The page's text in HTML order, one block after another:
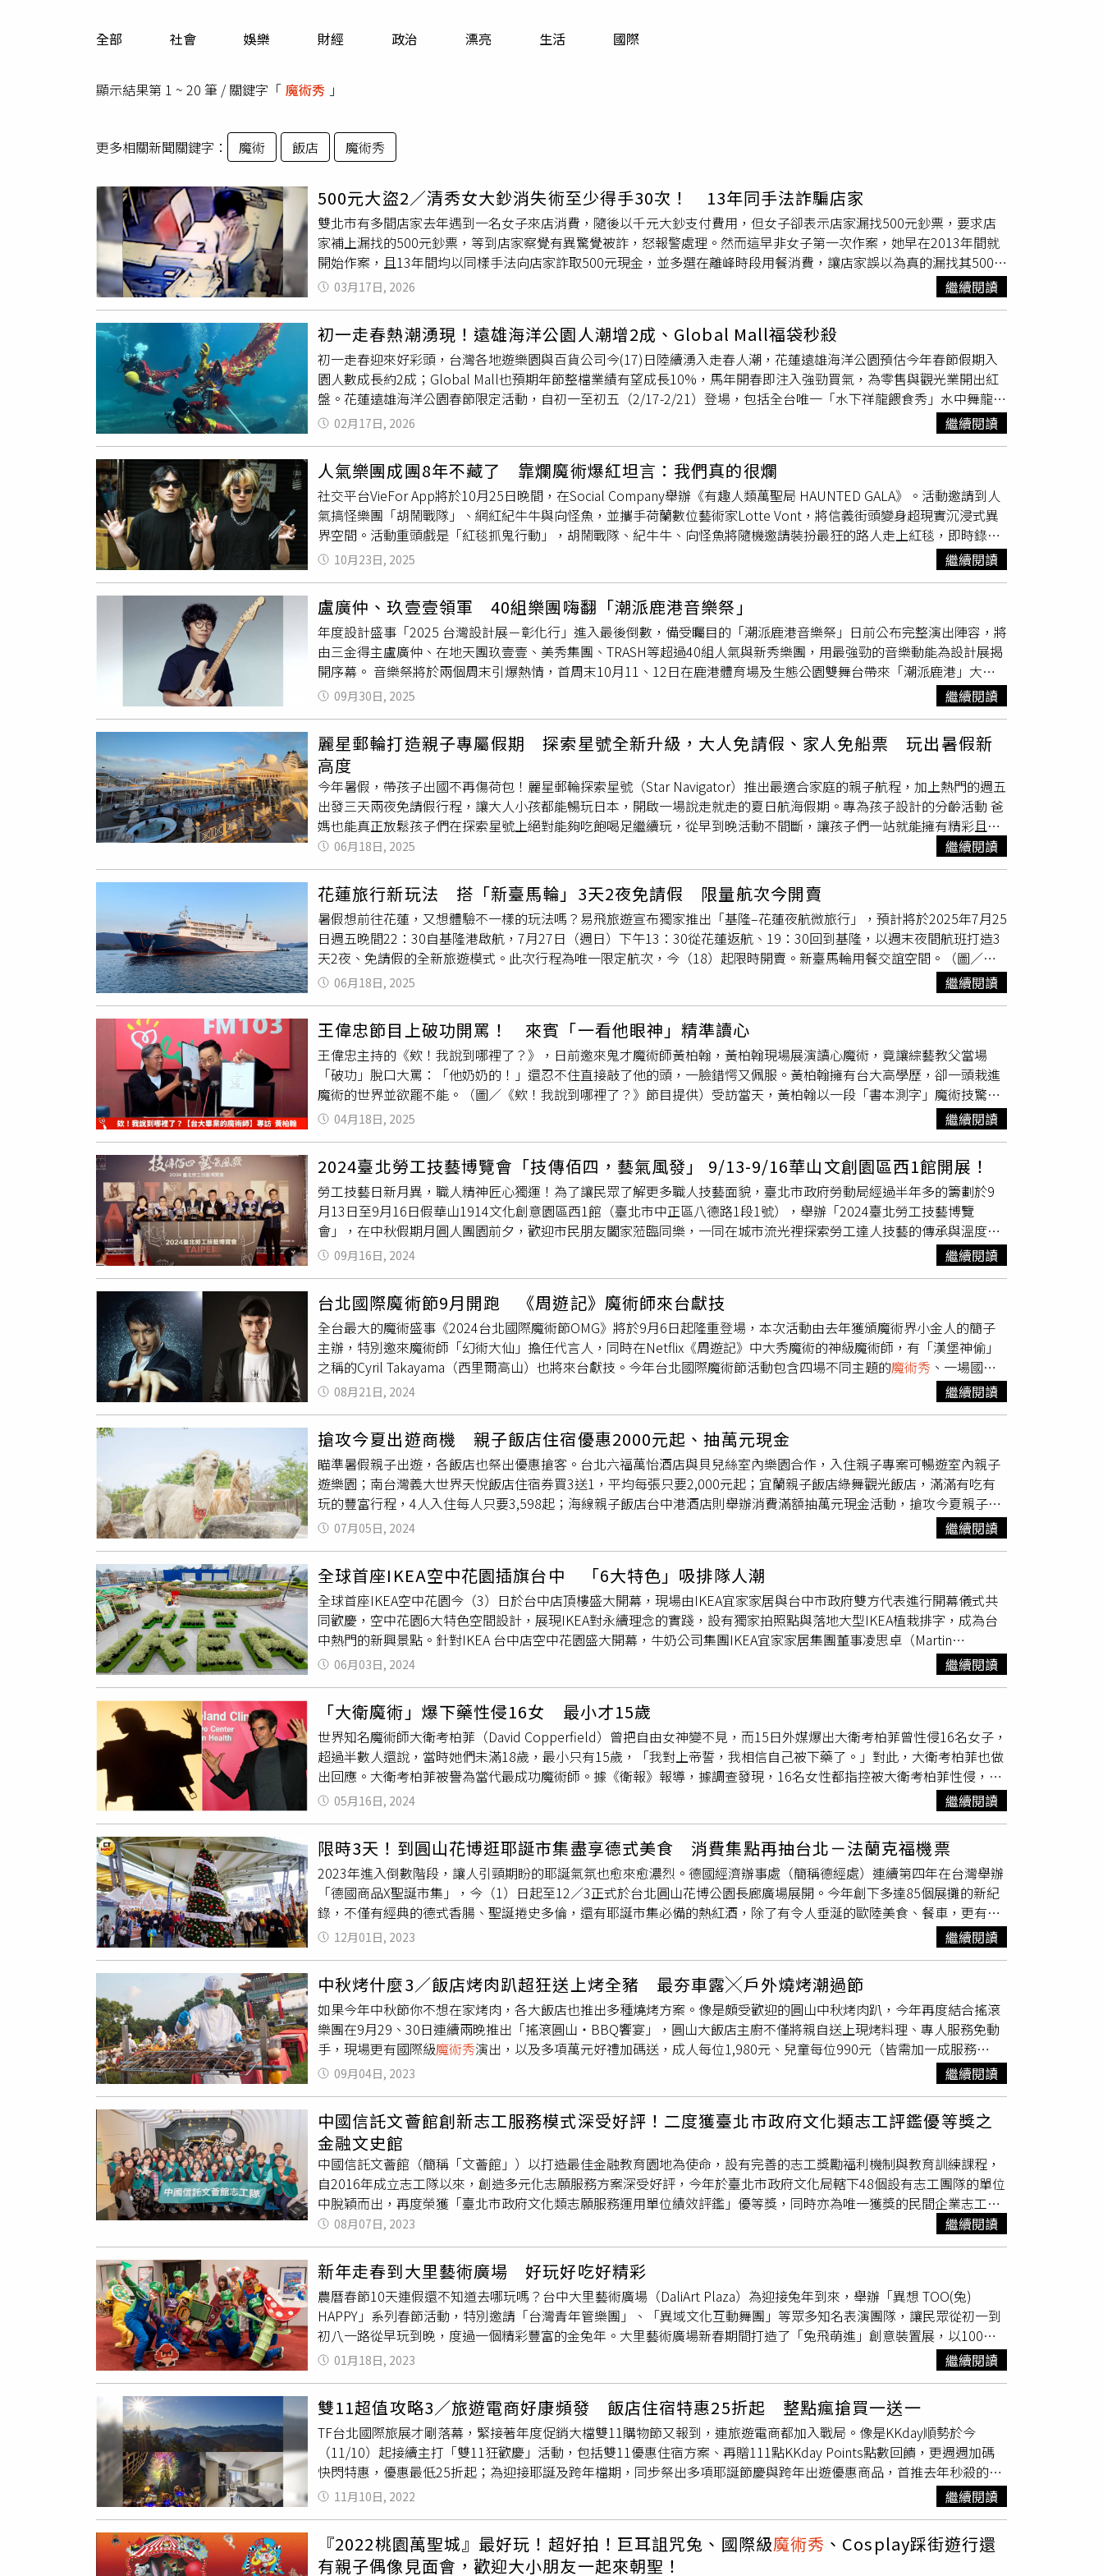
運勢
全部 社會 娛樂 財經 政治 漂亮 生活 國際
顯示結果第 1 ~ 20 筆 / 關鍵字「 魔術秀 」
更多相關新聞關鍵字： 魔術 飯店 魔術秀
500元大盜2／清秀女大鈔消失術至少得手30次！ 13年同手法詐騙店家
雙北市有多間店家去年遇到一名女子來店消費，隨後以千元大鈔支付費用，但女子卻表示店家漏找500元鈔票，要求店
家補上漏找的500元鈔票，等到店家察覺有異驚覺被詐，怒報警處理。然而這早非女子第一次作案，她早在2013年間就
開始作案，且13年間均以同樣手法向店家詐取500元現金，並多選在離峰時段用餐消費，讓店家誤以為真的漏找其500
元。據了解，今年39歲的何姓女子早年長相甜美，自述大學畢業，未料卻從26歲因不明原因開始向店家詐騙500元，同
樣手法一騙就是13年；而根據判決資料顯示，何女疑似患有多項身心疾病，十餘年來一直在店家上演類似詐騙手法，在
雙北執法人員眼中已「小有名氣」。何姓女子近期再度被依詐欺罪嫌起訴判刑，根據相關判決紀錄顯示，何姓女子遭新
北地院判刑拘役5日、士林地院判刑拘役30日，法官多看在店家損失金額不大，且何女坦承犯罪，對部分受害店家歸還
500元犯罪所得，讓何女均可易科罰金。何姓女子早期多鎖定連鎖飲料店下手，後期逐漸轉向小吃攤等餐飲店家下手。
（圖／報系資料照）但實際攤開何女過往的紀錄顯示，何女最早自2013年間便開始500元的「 魔術秀」，其單單有案紀
錄就高達15餘件，後續清算至少已得手30件以上，受害店家除一般商家外，她也對連鎖店下手，且時段多挑下午離峰時
段，共同特徵為向店家消費200元內商品，並以千元大鈔支付，等店員找錢後火速將500元對摺放入口袋中，並向店員表
示漏找500元。據悉，何女早年間多以飲料店為主要目標對象，且多針對同一品牌，不同分店的手搖店，且多鎖定在台
北車站等人潮聚集地，2013年至2014年間至少得手5件，不法獲利約2500元，遭台北地院判刑拘役40日，得易科罰金，
並緩刑2年。但何女卻並未學乖，2015年9月再度以同樣手法向店家行騙，得手500元後遭店家察覺報警，遭台北地院判
處拘役50日，得易科罰金，並在同年底遭撤銷緩刑。然而何女仍持續作案，由於每次犯罪所得不高，就算被抓包多能換
得不起訴處分，真正進入法院判決的少之又少，其也在2016年再度因500元魔術戲法遭判刑拘役55日。2020年，何女再
度犯案被捕，但其此次利用於早餐店消費時，偷偷將店家找的50元掉包成10元，向店家表示應找50元卻找成10元，從而
騙得50元；其疑似因再度得逞，便立即再以慣用手法向店家騙得500元現金，遭法官判處4000元罰金。然而何女也不是
每次都能得逞，監視器清楚拍下何女火速將500元抽走藏起，再向店家表示漏找500元。（圖／翻攝自臉書社團「爆怨公
社」）其中一次，何女因多次犯案被捕，遭法官重判有期徒刑2月，得易科罰金，但何女卻似乎從未感到恐懼，多次下
手得逞，且後續更疑似被抓出經驗，從一般連鎖店轉向路邊小吃攤下手。不過何女也不是每次都成功，其2023年間就曾
對小吃攤下手，但店家堅持沒有找錯錢，同時怒調監視器證明，反而當場抓包何女將500元迅速藏起，怒報警處理。儘
管曾多次被捕，何女卻仍不改其犯案手法，去年間何女才因2度犯案被捕，遭法院判處拘役5日與30日，均得易科罰金。
03月17日, 2026 繼續閱讀
初一走春熱潮湧現！遠雄海洋公園人潮增2成、Global Mall福袋秒殺
初一走春迎來好彩頭，台灣各地遊樂園與百貨公司今(17)日陸續湧入走春人潮，花蓮遠雄海洋公園預估今年春節假期入
園人數成長約2成；Global Mall也預期年節整檔業績有望成長10%，馬年開春即注入強勁買氣，為零售與觀光業開出紅
盤。花蓮遠雄海洋公園春節限定活動，自初一至初五（2/17-2/21）登場，包括全台唯一「水下祥龍餵食秀」水中舞龍表
演，以及春節限定「吉祥物發紅包」活動，每日早上開園迎賓時段，發送馬年限定開運紅包（限量100名）；還有，可
愛海獅每日在海獅廣場，發送紅包（限量100名），陪大家一起熱鬧過年！不僅如此，春節期間各表演節目皆加場演
出！尤其人氣「美人魚實境秀」每日4場，讓遊客一次看個夠；優惠活動也同步加碼，新春期間只要購票入園，不論票
種或票價，都可隔日免費再入園，遊客可享有更多時間，慢慢暢玩樂園。業者今回報走春首日人潮狀況，截至中午已近
3,000人入園，預估今年春節假期入園人數可較去年成長約2成，整體旅遊氛圍熱絡！Global Mall全台8店以舞龍舞獅熱
鬧開場，「馬吉福袋」買氣火熱，線上預購銷售一空。（圖／Global Mall提供）Global Mall全台8店今日以舞龍舞獅熱
鬧迎接大年初一，今年眾所矚目的「馬吉福袋」買氣火熱，線上預購已銷售一空，許多民眾選擇提早到現場排隊搶購，
包括Global Mall新北中和、屏東市開館前即湧現排隊人潮。業者表示，新北中和顧客最早清晨就開始排隊，還有不少家
庭攜家帶眷一次購入3至4個福袋，瞄準百萬名車大獎全力一搏，現場氣氛熱鬧非凡。今年Global Mall全台8店「馬吉福
袋」及環球Online限定「IP萌趣福袋」共推出2,500個，總價值超過千萬元，創下歷年數量新高紀錄，其中馬吉福袋全民
抽最大獎BMW百萬名車、足金駿馬擺件、愛馬仕精品包、馬爾地夫豪華行及北投老爺酒店住宿券，還有各分店加碼獨家
大獎，包括iPhone 17 Pro智慧型手機、智能按摩椅、空氣清淨機等，銷售熱度更勝以往。業者表示，開春首日福袋銷售
表現亮眼，商場內亦湧現聚餐與購物人潮，館內民眾絡繹不絕，加上家庭添購新衣、玩具套組等需求顯著升溫，帶動整
體消費動能，預計年節整檔業績有望成長10%。過年期間Global Mall全台8店天天舉辦各式應景活動，包括會員限定
「擲筊奪黃金」挑戰，連續擲出最多聖杯者就能將價破萬的金元寶黃金帶回家，Global Mall新北中和、南港車站、桃園
A8、林口A9、桃園A19及屏東市皆於今日至初三熱鬧登場，吸引大批民眾參與；Global Mall板橋車站、新左營車站則是
初二至初四舉行，全台同慶奪黃金；此外，初一到初六全台舉辦超過120場特色表演，西洋 魔術秀、爵士樂、佛朗明哥
舞與曼加非洲鼓舞等，春節連假不用塞車也能輕鬆出遊，感受百貨專屬的熱鬧年節氛圍。
02月17日, 2026 繼續閱讀
人氣樂團成團8年不藏了 靠爛魔術爆紅坦言：我們真的很爛
社交平台VieFor App將於10月25日晚間，在Social Company舉辦《有趣人類萬聖局 HAUNTED GALA》。活動邀請到人
氣搞怪樂團「胡鬧戰隊」、網紅紀牛牛與向怪魚，並攜手荷蘭數位藝術家Lotte Vont，將信義街頭變身超現實沉浸式異
界空間。活動重頭戲是「紅毯抓鬼行動」，胡鬧戰隊、紀牛牛、向怪魚將隨機邀請裝扮最狂的路人走上紅毯，即時錄製
畫面並上傳 VieFor App 參加「萬聖紅毯競賽」，挑戰者可贏取獎金及免費特調。以「不正經的真誠」聞名的「胡鬧戰
」與「雙節棍
表演」。這次他們將在 VieFor 組織「抓鬼戰隊」，向信義區人類發起挑戰，號召大家「萬聖節搞鬼」贏獎金。網紅紀牛
牛（左起）、向怪魚加入搞鬼行列。（圖／VieFor App提供）網紅紀牛牛與向怪魚也加入搞鬼行列，牛牛回憶曾扮成
「一隻超大的腳」上街與路人「腳底板擊掌」，向怪魚則自爆去年扮成《美國殺人魔》主角Patrick Bateman「完全沒人
認出」，連拿真斧頭搭捷運都緊張怕被抓，荒謬又好笑。VieFor邀請所有敢鬧、敢秀的「有趣人類」於萬聖週末，一起
來信義區挑戰紅毯，在數位幻境中盡情狂歡。
10月23日, 2025 繼續閱讀
盧廣仲、玖壹壹領軍 40組樂團嗨翻「潮派鹿港音樂祭」
年度設計盛事「2025 台灣設計展－彰化行」進入最後倒數，備受矚目的「潮派鹿港音樂祭」日前公布完整演出陣容，將
由三金得主盧廣仲、在地天團玖壹壹、美秀集團、TRASH等超過40組人氣與新秀樂團，用最強勁的音樂動能為設計展揭
開序幕。 音樂祭將於兩個周末引爆熱情，首周末10月11、12日在鹿港體育場及生態公園雙舞台帶來「潮派鹿港」大型
音樂祭；第二周末則移師10月18、19日至八卦山大佛下，上演「潮派卦山-城區音樂表演」，讓音樂與歷史文化對話。
「潮派鹿港音樂祭」將於兩個周末引爆熱情。（圖／三立提供）擔任10月12日壓軸演出的三金得主盧廣仲，表示自己很
久沒到彰化了非常期待，也透露到彰化最想吃肉圓，而被問到這次在「潮派鹿港音樂祭」演出會有什麼特別橋段？盧廣
仲則簡單神秘的表示：「會唱新專輯的歌！ＹＡ！」「2025 台灣設計展－彰化行」將於10月10日至10月26日在彰化隆
重登場。展區規模最大、參與人數最多，規劃跨越四個鄉鎮市的三大展區、15個主題分行。邀請民眾走進彰化，感受這
場「很有料」的設計饗宴。 除了音樂祭，另一亮點「城區串聯活動」也將在三個周末登場。以彰化、鹿港各3個行動展
區為概念，集結街頭表演、現代舞蹈、馬戲表演、魔術秀等176場展演，打造最具藝術氛圍的城市街景。活動將透過三
立新聞網、Vidol Youtube頻道全程雙舞台直播。
09月30日, 2025 繼續閱讀
麗星郵輪打造親子專屬假期 探索星號全新升級，大人免請假、家人免船票 玩出暑假新
高度
今年暑假，帶孩子出國不再傷荷包！麗星郵輪探索星號（Star Navigator）推出最適合家庭的親子航程，加上熱門的週五
出發三天兩夜免請假行程，讓大人小孩都能暢玩日本，開啟一場說走就走的夏日航海假期。專為孩子設計的分齡活動 爸
媽也能真正放鬆孩子們在探索星號上絕對能夠吃飽喝足繼續玩，從早到晚活動不間斷，讓孩子們一站就能擁有精彩且回
憶無窮的夢幻天地。• 「小小夢想家天地」：陪玩姐姐免費陪伴，每天兩小時爸媽自由時光• 「泡沫派對」、「小小航
海家」：孩子最愛的戶外探險與動態活動• 親子手作、魔術秀：七樓活動區老少咸宜，天天有驚喜• 免費兒童餐與嬰兒
食品：不只玩得開心，也吃得安心孩子們在探索星號上絕對能夠吃飽喝足繼續玩，從早到晚活動不間斷，讓孩子們一站
就能擁有精彩且回憶無窮的夢幻天地（圖／麗星郵輪提供）。孩子們在探索星號上絕對能夠吃飽喝足繼續玩，從早到晚
活動不間斷，讓孩子們一站就能擁有精彩且回憶無窮的夢幻天地（圖／麗星郵輪提供）。探索星號 獨家娛樂與舌尖美食
一票玩到底，美食、娛樂全都包探索星號集結多國料理，精緻法式饗宴、道地日式壽司，到豐富多元的國際自助餐，樣
樣精彩、餐餐驚喜，大人享受海上星級饗宴，孩子則可免費選擇三種不同的日本料理兒童餐。更有適合全家共樂的多樣
娛樂設施： • 「靜音派對」親子嗨玩不擾人 • 「紅毯之夜」打造孩子的第一場盛裝派對 • 「泡沫派對」戶外狂歡，大
人小孩都盡情釋放活力航程選擇多元 行程靈活輕鬆搭麗星郵輪推出暑假三天兩夜「大人免請假、小孩免船票」優惠專
案，麗星郵輪讓孩子這個暑假免船票就能輕鬆玩日本，四人成行，吃喝玩樂住全都包，最低只要7,600元起。• 三天兩
夜石垣島、宮古島：週五出發、不請假也能出國。• 六天五夜獨家航程：玩遍大阪萬博、九州溫泉、韓國時尚，親子共
創最難忘回憶。最懂台灣家庭的郵輪選擇：麗星夢郵輪擁有超過30年郵輪經驗的麗星夢郵輪，2025年提供76個航次、
17條航線，航程長達8個月。探索星號以親子友善為核心，重新定義家庭旅遊，不只是交通，更是全家共同生活的海上
渡假村。專為孩子設計的分齡活動 爸媽也能真正放鬆_子最愛的戶外探險與動態活動（圖／麗星郵輪提供）。「紅毯之
夜」打造孩子的第一場盛裝派對（圖／麗星郵輪提供）。 更多關於麗星郵輪2.0的諮詢或預訂，歡迎瀏覽官方網頁：
www.stardreamcruises.com 。 （圖／麗星郵輪提供。）
06月18日, 2025 繼續閱讀
花蓮旅行新玩法 搭「新臺馬輪」3天2夜免請假 限量航次今開賣
暑假想前往花蓮，又想體驗不一樣的玩法嗎？易飛旅遊宣布獨家推出「基隆–花蓮夜航微旅行」，預計將於2025年7月25
日週五晚間22：30自基隆港啟航，7月27日（週日）下午13：30從花蓮返航、19：30回到基隆，以週末夜間航班打造3
天2夜、免請假的全新旅遊模式。此次行程為唯一限定航次，今（18）起限時開賣。新臺馬輪用餐交誼空間。（圖／易
飛旅遊提供）新臺馬輪經濟艙臥舖。（圖／易飛旅遊提供）這次「基隆–花蓮微旅行」將搭乘2023年全新首航的「新臺
馬輪」，艙內採用簡潔明亮的現代設計風格，改善傳統國內輪船的老舊印象。行程最大亮點包括：1.「夜航出發」：免
去塞車與舟車勞頓，旅客可在船上舒適休息，一覺醒來直達花蓮；2.「車輛可登船，自駕方便」：小客車限量開放40台
登船，並接受重機、機車與自行車，適合各類移動需求；3.「船上提供導覽與表演」：搭船期間安排導覽解說與特色表
演，讓航程不無聊。易飛旅遊也依旅客需求，提供團體遊、自由行，與飯店住宿結合在地一日遊的「輕鬆遊」共三種行
程類型。「新臺馬輪」船上設有經濟艙床位與寬敞公共空間，並規劃親子與無障礙友善設施，另外易飛旅遊也安排多項
船上專屬活動，讓航程本身變得更加有趣。包括由天文專家陳冠榮帶領的「海上星空神話夜語」，將於甲板進行星象導
覽與東海岸傳說解說；同步提供花蓮在地風味點心試吃，讓旅客搶先品嘗東部特色美食，從味蕾感受在地文化；更將安
，讓搭船之旅不僅是交通移動，更是完整旅程的一部分。參加團體行旅客可前往
「原住民獵人學校體驗」，深度感受在地文化魅力。（圖／易飛旅遊提供）到花蓮可搭乘賞鯨船出海近距離觀賞鯨豚。
（圖／易飛旅遊提供）若遊客選擇自由行，每人3,499元起，包含基隆至花蓮來回船票、花蓮一晚住宿，以及花蓮港至火
車站的接駁巴士服務。旅客可依需求加購汽車、機車上船，也可選擇加購花蓮當地車輛租賃，最適合偏好彈性規劃或有
自駕需求的旅人；團體行程則採一價全包設計，每人5,499元起，包含來回船票、兩晚住宿、交通接駁、導覽與餐食，並
提供三大主題玩法可選擇。包括走訪大石鼻步道、石梯坪與七星潭的「自然風光之旅」；搭乘賞鯨船出海近距離觀賞鯨
豚的「花蓮賞鯨趣」；以及由部落族人親授射箭、陷阱製作等8項技能的「原住民獵人學校體驗」，深度感受在地文化
魅力。住宿部分提供雙人至四人房等多樣房型，適合親子、家庭與好友同行。此外，此次航程正逢一年一度的「2025花
蓮夏戀嘉年華」舉行期間，旅客搭乘新臺馬輪直抵花蓮港後，亦可無縫參與音樂盛事，在星空與海風相伴下享受夏日的
熱情活力。太魯閣晶英酒店邀請65歲以上資深玩家進入壯麗峽谷享受假期。（圖／太魯閣晶英酒店提供）年滿65歲以上
的旅人預訂「高年級樂活住房專案」，可享每日供應至中午12點、大量使用在地蔬果的早餐。（圖／太魯閣晶英酒店提
供）另外位於花蓮的太魯閣晶英酒店即日起至2025年8月31日也推出「高年級樂活住房專案」，針對65歲以上長者推出
兩人同行入住3天2夜、享受專車接駁與精緻餐食。平日入住山嵐客房每房19,000元起，行館儷人客房27,000元起，旅客
只需買好火車票，便可在花蓮火車站享有定點定時接駁服務，由專車直送飯店，開啟一段身心放鬆的慢活假期。除了可
享專車接駁住進山林，選擇山嵐客房的房客可享受館內衛斯理餐廳準備的早餐與晚餐，若是入住行館套房的人，則可在
靜謐的交誼廳細品輕食與紅、白酒，讓度假時光更愜意。每日下午，飯店也會於大廳藝廊舉辦「微醺蒔光」活動，提供
現做爆米花搭配紅、白酒與特製調飲，讓午後時光多一份悠然微醺的美好。※飲酒過量，有害健康，未滿18歲請勿飲酒
06月18日, 2025 繼續閱讀
王偉忠節目上破功開罵！ 來賓「一看他眼神」精準讀心
王偉忠主持的《欸！我說到哪裡了？》，日前邀來鬼才魔術師黃柏翰，黃柏翰現場展演讀心魔術，竟讓綜藝教父當場
「破功」脫口大罵：「他奶奶的！」還忍不住直接敲了他的頭，一臉錯愕又佩服。黃柏翰擁有台大高學歷，卻一頭栽進
魔術的世界並欲罷不能。（圖／《欸！我說到哪裡了？》節目提供）受訪當天，黃柏翰以一段「書本測字」魔術技驚四
座，現場使用主持人王偉忠所寫的書，請他隨機翻開某頁、記下角落的一個字，在沒有任何道具、也未事先排演的情況
下，黃柏翰僅靠「眼神交流」，連續兩次精準說出主持人王偉忠所選文字。這段不可思議的「讀心」過程，讓主持人王
偉忠從質疑到驚嘆，一邊笑、一邊敲著黃柏翰的頭。這位來自台大的鬼才魔術師，15歲開始學魔術，20歲即奪下台灣
TMA魔術大賽冠軍，成為當時最年輕的魔術冠軍。並代表台灣遠赴英國參加FISM世界魔術大賽，並於24歲受邀前往美國
好萊塢「魔術城堡」與拉斯維加斯「Magic Live!」演出，更登上法國知名節目《世界超級夜總會》以徐志摩〈再別康
橋〉打造結合詩意的創作魔術，廣獲國際好評。王偉忠問：「為什麼一定要當魔術師？」黃柏翰坦言：「魔術真的很好
玩。我從15歲一路學到現在20年，每一段表演背後都有大量的練習和思考，最後收斂成自己的作品，這種過程對我來說
是享受，不是壓力。」他也分享，當年家人其實並不支持自己走魔術這條路，認為當工程師比較穩定。但他選擇堅持夢
想，從商演、尾牙一路累積，直到近年站上皇家加勒比、荷美、挪威等國際郵輪上的千人劇院舉辦專場演出，成為台灣
第一位登上三大郵輪獨秀的魔術師，也讓家人從質疑轉為驕傲。而他最有成就感的演出，卻不是來自海外，而是在
PLAYground 南村劇場定目演出，共78場的《命運之約》系列魔術秀。黃柏翰表示：「在那個距離觀眾最近的劇場空間
裡，觀眾是一起參與、一起驚呼、一起笑。那種沒有距離的反應，是我最在意也最享受的事。」2025年鬼才魔術師黃柏
翰將再度於PLAYground 南村劇場推出全新作品《大開眼界》魔術秀，將於5月24日至6月29日，每週五、六、日的下午
2 點30 分、晚間7點30分，在「PLAYground南村劇場」開演，門票同步好評販售中。
04月18日, 2025 繼續閱讀
2024臺北勞工技藝博覽會「技傳佰四，藝氣風發」 9/13-9/16華山文創園區西1館開展！
勞工技藝日新月異，職人精神匠心獨運！為了讓民眾了解更多職人技藝面貌，臺北市政府勞動局經過半年多的籌劃於9
月13日至9月16日假華山1914文化創意園區西1館（臺北市中正區八德路1段1號），舉辦「2024臺北勞工技藝博覽
會」，在中秋假期月圓人團園前夕，歡迎市民朋友闔家蒞臨同樂，一同在城市流光裡探索勞工達人技藝的傳承與溫度，
感受臺北豐富的歷史魅力與文化底蘊。勞動局高寶華局長表示，今（2024）年勞工技藝博覽會主題「技傳佰四，藝氣風
發」，響應歡慶臺北建城140週年，勞工技藝流傳百世，帶領民眾體驗過去傳統技藝的傳奇，了解現代技藝的發展，展
藝博覽會）本次博覽會共分為5大主題，包含14組職人靜態展區、12部勞動影片欣賞、12場精彩藝動職人技藝示範、6場
不同領域的職人講座分享及20場小型勞動實作體驗等多元豐富內容；展區方面依時間軸特別設計3大段落，包含傳統勞
工技藝區復刻懷舊場景、新世代勞工技藝區展現超酷現代技藝，還有世界冠軍級的勞工技藝展區展現各種台灣之光的意
（藝）氣風發，百工職人聯袂展現超高技藝及作品，場場精湛、幕幕驚奇，讓您一窺大師技藝的真實面貌。參與展覽的
全臺最強卡司，包括現任臺北喜來登大飯店食材造形藝術中心主廚黃銘波，除了展示鐵雕再生廚具及鹽雕作品，大師展
演奇幻果雕秀，親臨現場就能感受！特邀WSC世界虹吸咖啡大賽冠軍簡嘉程現沖咖啡，邀您一同試飲品嘗世界冠軍咖啡
的味蕾衝擊！還有4位翻糖蛋糕世界冠軍宋應欣、翟宇凡、鄭亞芸、吳芷雲現場分享翻糖技法，大飽視覺藝術的饗宴！
臺北建城140週年勞工技藝流傳百世，台北市政府勞動局局長高寶華（中）邀請民眾體驗過去傳統技藝的傳奇（圖／勞
工技藝博覽會）在4天展期裡，還有花藝大師唐靜羿、漫畫大舞台、台灣氣球教父何坤龍、三藝金工溫清隆、漆線工藝
顏金益、王賢民、捏麵達人羅紫正、3D列印智慧機器人凌成傑、樂高達人大黑白、羊毛氈藝術家燕魚、美甲世界冠軍黃
彩玲、王至愷特技花式調酒、黃俊豪琵琶王子演奏、面試彩妝技巧、劉秀秀時尚美甲技法、何大衛冠軍 魔術秀、藝術氣
球彼得、陳明偉扯鈴表演、覃安興驚奇特技、甜姐兒魔幻泡泡秀…等精彩職人技藝等您來欣賞！同時我們也準備了6場
職人講座，邀請到空間整理收納師娜娜子、爬蟲飼育專家邱聖翔、桌遊設計師偉宏、造型顧問捷安、社群小編職人花上
雅及媒體公關達人王蜜穜，帶您深入了解不同領域的職涯發展和經驗分享。無論您是對職業技能感興趣，或是從職涯探
索中尋找就業機會，這裡都是您交流學習的最佳場所。2024臺北勞工技藝博覽會9月13日至9月16日就在華山文創園區
西1館，展覽時間上午10時至下午6時（9月16日僅至下午2時），入場完全免費，另小型勞動實作體驗名額有限，請事先
至官網報名參加。參展即可參加闖關遊戲及摸彩活動，共有超過4,000份好禮大方送給您，9月13日還有限量100份的驚
喜開展早鳥禮，趕快來參加！更多活動資訊請詳「2024勞工技藝博覽會」官網：https://tplabor.tw/la03gfqRe。
09月16日, 2024 繼續閱讀
台北國際魔術節9月開跑 《周遊記》魔術師來台獻技
全台最大的魔術盛事《2024台北國際魔術節OMG》將於9月6日起隆重登場，本次活動由去年獲頒魔術界小金人的簡子
主辦，特別邀來魔術師「幻術大仙」擔任代言人，同時在Netflix《周遊記》中大秀魔術的神級魔術師，有「漢堡神偷」
之稱的Cyril Takayama（西里爾高山）也將來台獻技。今年台北國際魔術節活動包含四場不同主題的魔術秀 、一場國際
魔術競賽、一場魔術講座，以及豐富多元的魔術道具展，為期3天共有7大精彩活動。這次同時舉辦「國際魔術邀請
賽」，邀請9位於國際大賽獲獎的魔術師進行終極對決，在《OMG》的舞台上爭奪「最強魔術師」的頭銜，冠軍將獨得
獎金新台幣10萬元。過去，簡子製造連續舉辦了五屆台灣線上魔術大會，吸引成千上萬觀眾參與魔術交流，全新型態的
《2024台北國際魔術節OMG》，首次開放現場售票，整合LIVE轉播同步進行。不論現場或是線上，都能感受到魔術出
神入化，令人無法抗拒的魅力。
08月21日, 2024 繼續閱讀
搶攻今夏出遊商機 親子飯店住宿優惠2000元起、抽萬元現金
瞄準暑假親子出遊，各飯店也祭出優惠搶客。台北六福萬怡酒店與貝兒絲室內樂園合作，入住親子專案可暢遊室內親子
遊樂園；南台灣義大世界天悅飯店住宿券買3送1，平均每張只要2,000元起；宜蘭親子飯店綠舞觀光飯店，滿滿有吃有
玩的豐富行程，4人入住每人只要3,598起；海線親子飯店台中港酒店則舉辦消費滿額抽萬元現金活動，搶攻今夏親子出
遊商機。位於宜蘭的綠舞國際觀光飯店即日起至12月30日止推出「新經典假期」一泊四食住房專案，帶大家品嚐全新日
料品牌「日光璽舞」推出的壽喜燒套餐或蝶舞西式晚餐、擼LALA Sweets享受幸福擼貓下午茶、住客專屬宵夜時光及翌
期一會的茶藝文化。入住套房或Villa房型再享虛擬高爾夫體驗。滿滿有吃有玩的豐富行程，4人入住每人只要3,598起。
鄰近台中三井OUTLET及世界級景點高美濕地的親子友善飯店「台中港酒店」，看準暑假國內旅遊及自由行的商機，即
日起至8月底推出「7月仲夏森活藝文節」及「8月繽紛玩味森活季」。活動內容包括哈利小丑魔術秀、繪本夢之船、泡
泡姐姐氣球互動表演、夏日秘密花園永生花盅DIY、有錢花花束DIY、小小飯店達人、AI小小策展人體驗等，為家庭旅客
帶來與眾不同的互動體驗和難忘的假期回憶。10月31日前，凡在台中港酒店館內單筆消費滿999元，即可參加抽萬元現
金的抽獎活動。台中港酒店攜手「蝌蚪池塘生態旅遊_課程。Nature Pond」推出一系列活動。（圖／台中港酒店提供）
義大世界內的義大天悅飯店也不遑多讓，館內設有適合孩童的「童趣樂花園戶外遊戲區」及室內親子休閒設施「歡樂小
天地」，讓孩子不用出飯店也能玩得不亦樂乎。為此，義大天悅飯店於線上旅展推出「夏季旅展住宿券」，全家大小入
住溫馨家庭房一晚，不含早餐睡飽飽，每張只要2,688元。購買3張住宿券即贈送1張，平均每張只要2,000元起，就能享
受到溫馨又舒適的星級服務。無論是與家人一起探索義大世界，還是讓寶貝們在飯內盡情放電，都歡迎手刀搶購享優
惠。義大天悅飯店推出「夏季旅展住宿券」，溫馨家庭房一晚，每張2,688元。購買3張住宿券即贈送1張，平均每張只
要2,000元起。圖為天悅飯店歡樂小天地。（圖／義大天悅飯店提供）位於南港車站四鐵共構的台北六福萬怡酒店，與室
內親子遊樂園「貝兒絲樂園」共同推出「FUN Bears親子住房專案」，入住就送貝兒絲樂園全台8館通用門票，翌日享自
助早餐，再提供免費加床服務，3人成行售價6,299元起，每人每晚平均只要2,100元。其中貝兒絲樂園南港店多達25個
遊樂區，從蹦床球池、沙坑、益智玩具、軌道車到撈魚水池等，為炎炎夏日讓小朋友好好FUN電好去處，家長也能於南
港車站共構的CITYLINK、唐吉訶德南港店及環球購物中心的百貨商圈滿足購物需求，FUN鬆享受夏日的親子時光。搶攻
夏日親子族群，入住六福萬怡暢遊全台8館貝兒絲室內樂園。（圖／台北六福萬怡酒店提供）
07月05日, 2024 繼續閱讀
全球首座IKEA空中花園插旗台中 「6大特色」吸排隊人潮
全球首座IKEA空中花園今（3）日於台中店頂樓盛大開幕，現場由IKEA宜家家居與台中市政府雙方代表進行開幕儀式共
同歡慶，空中花園6大特色空間設計，展現IKEA對永續理念的實踐，設有獨家拍照點與落地大型IKEA植栽排字，成為台
中熱門的新興景點。針對IKEA 台中店空中花園盛大開幕，牛奶公司集團IKEA宜家家居集團董事凌思卓（Martin
Lindström）表示，「 IKEA在台中市中心打造一個城市綠洲，提供獨特的購物體驗和場所。這座空中花園不只是IKEA台
中店的一部分，同時支持當地的生物多樣性，證明IKEA對永續發展的承諾。」開幕日湧入許多民眾排隊前往，想一睹全
球首座IKEA空中花園。（圖／IKEA提供）生態綠化是IKEA台中店的建築物特色，頂樓IKEA空中花園達2,134平方公尺，
加上外觀大範圍植栽牆，提高城市綠化與美感，並在周遭種植闊葉大喬木129株，全店綠化的總面積逾7,000平方公尺。
同時，也設有太陽能光電板，2023年總發電量超過31萬度電，相當於一般家庭900戶一個月的用電量。IKEA在台共有8
間分店，其中，台中店已在地深根11年，此次打造的空中花園具有6大特色，包含Hej IKEA 植栽排字、城市花園、 綠意
迷宮、療癒綠洲及戶外餐桌派對。IKEA表示，為歡慶空中花園開幕，23日前連續3週末安排一系列精彩表演，包含贈送
限量花朵造型氣球的歡樂大偶小丑、泡泡
06月03日, 2024 繼續閱讀
「大衛魔術」爆下藥性侵16女 最小才15歲
世界知名魔術師大衛考柏菲（David Copperfield）曾把自由女神變不見，而15日外媒爆出大衛考柏菲曾性侵16名女子，
超過半數人還說，當時她們未滿18歲，最小只有15歲，「我對上帝誓，我相信自己被下藥了。」對此，大衛考柏菲也做
出回應。大衛考柏菲被譽為當代最成功魔術師。據《衛報》報導，據調查發現，16名女性都指控被大衛考柏菲性侵，其
中一名受害女子克拉拉（化名）當時只有15歲，而她見到著名大魔術師難掩興奮。卡拉說，1991年大衛考柏菲表演完給
她電話號碼，她被誘姦2年多，16歲的她收了紙條和禮物，和一隻泰迪熊以及情人節氣球，照片寫道，「2年後我會回
來」。卡拉說，她18歲後，大衛考柏菲是她第一個發生性關係的男人，儘管他的年紀大2倍多。另名受害者莉莉（化
名）說，大衛考柏菲在舞台上摸她奶，在她爸和妹妹面前表演魔術，坐前排的家人都看呆，多年來她一直做惡夢，夢見
大衛考柏菲對自己施魔法。據悉，這些指控都有40年之久，像卡拉跟莉莉當年只有15歲，真實年齡待確認。對此，大衛
考柏菲的律師否認所有性侵指控，大衛考柏菲「從未對任何人做出不當行為，更不用說未成年人了。」據了解，大衛考
柏菲曾把自由女神像變不見，曾在美國大峽谷飛行、漂浮，甚至穿越中國萬里長城。而大衛考柏菲拿了20次艾美獎，魔
術秀賣出的門票創下世界紀錄，他也是第一位在好萊塢星光大道留名的在世魔術師。《CTWANT》提醒您：若自身或旁
05月16日, 2024 繼續閱讀
限時3天！到圓山花博逛耶誕市集盡享德式美食 消費集點再抽台北－法蘭克福機票
2023年進入倒數階段，讓人引頸期盼的耶誕氣氛也愈來愈濃烈。德國經濟辦事處（簡稱德經處）連續第四年在台灣舉辦
「德國商品X聖誕市集」，今（1）日起至12／3正式於台北圓山花博公園長廊廣場展開。今年創下多達85個展攤的新紀
錄，不僅有經典的德式香腸、聖誕捲史多倫，還有耶誕市集必備的熱紅酒，除了有令人垂涎的歐陸美食、餐車，更有豐
富多元的德國商品與親子同樂的趣味活動，當然也少不了與耶誕老人相見歡。此外，今年也祭出消費集點兌換贈與抽獎
活動，將有機會獲得華航台北－法蘭克福直航機票，親訪銀白世界的德國耶誕市集。市集現場有不少美食攤商與德式點
心，例如歐嬤德式美食的「鹼水扭結麵包」。（50元）天氣冷了正適合來杯暖呼呼的熱紅酒，可以選擇190元以紙杯
裝，或付430元挑款喜歡的馬克杯盛裝帶走。現場有各式啤酒攤商，如果在Bavaria巴伐亞0.0購買任意啤酒一箱還可玩轉
盤遊戲抽獎。今年市集總共匯聚了22家德式與歐式的熱食攤商、多達15家啤酒、8家熱紅酒、6家紅白酒；以及10家甜點
與耶誕麵包、10家德國家電、4家桌遊與生活選物攤商等，還有不少舞台演出，有手作DIY、合唱團、魔術秀與耶誕老人
相見歡等，要讓大小朋友沉浸在歡樂溫馨的氛圍中。在市集中心也打造了5米高的耶誕樹，搭配緞帶環繞營造出佳節氛
圍，耶誕樹周圍也聚集著各式德式小吃，包括經典的德式烤香腸（Bratwurst），搭配特製的小麵包並淋上番茄醬或黃芥
末醬後，一併享用則是最正統的吃法；此外，還有德國耶誕節家家戶戶必備的聖誕捲史多倫（Stollen）與扭結麵包；德
國的12月常被白雪覆蓋，因此市集當然也少不了暖身飲品，即加入肉桂、八角茴香、丁香、柳橙等製成的熱紅酒
（Glühwein）；若想要來點大人版的滋味，也有升級版的熱紅酒：火鉗酒（Feuerzangenbowle），在傳統的熱紅酒的
基礎上，放上淋上烈酒的糖塊，並點燃糖塊，藍色的火焰使糖塊逐漸融化，增添熱紅酒的風味。此外，也有無酒精的
「聖誕熱果汁」（Christkindles Kinder Punsch）可供兒童及年長者享用。市集有許多攤位都販售美味的德式烤香腸。
台灣奧迪打造耶誕造景吸引許多人拍照打卡，現場也展示RS6 Avant performance（如圖）與Q8 e-tron車款。首度贊助
「德國商品X聖誕市集」的台灣奧迪，在市集中不僅展示性能經典 Audi RS6 Avant performance與純電旗艦Q8 e-tron，
更有暖心熱紅酒、Audi聖誕濾鏡拍照打卡獲得限量好禮等活動；總部位於德國慕尼黑的半導體公司英飛凌，也首次打造
親子同樂的耶誕創意環保攤位，民眾只要至攤位打卡並完成小遊戲，將可獲得限定的耶誕彩繪體驗與小禮物；此外，直
飛德國法蘭克福的中華航空，今年也將攤位設計成薑餅屋造型，並以「電流急急棒」遊戲介紹歐洲六大航點，只要參與
民眾完成遊戲並拍照上傳，還能再從扭蛋機取得旅行社商品折價券、爆米花、模型飛機、各式精美小物等贈品。在華航
攤位現場加入或原本就是華夏會員的民眾，即可參加電流急急棒遊戲。市集展示首個來台的Buddy熊雕塑（左），另外
若到勃肯鞋攤位加入官方line或IG並玩問答遊戲即可玩扭蛋，有機會獲得杯墊、馬克杯、襪子、官網購物金等獎品。除
了感受德式溫馨的佳節氣氛，市集活動期間只要到德國經濟辦事處的攤位領取集點抽獎券，並在Facebook或Instagram
追蹤「2023 德國商品X聖誕市集」，在市集每消費200元即可獲得一點，累積滿10點即可兌換贈品，包含德國啤酒、蒸
氣眼罩、市集紀念杯等，每天皆提供不同贈品兌換，數量有限、換完為止。此外，完成集點還有機會獲得中華航空台北
－法蘭克福來回機票乙張、Audi X Taylor Made高爾夫球袋、台灣英飛凌提供的Dyson Airwrap多功能造型器等大獎。市
集於12/1～12/3，每日上午11：00到晚上21：00（週日到20：00）舉辦，更多資訊可參官方粉絲頁
（https://reurl.cc/edrqoR）。※飲酒過量，有害健康，未滿18歲請勿飲酒。
12月01日, 2023 繼續閱讀
中秋烤什麼3／飯店烤肉趴超狂送上烤全豬 最夯車露╳戶外燒烤潮過節
如果今年中秋節你不想在家烤肉，各大飯店也推出多種燒烤方案。像是頗受歡迎的圓山中秋烤肉趴，今年再度結合搖滾
樂團在9月29、30日連續兩晚推出「搖滾圓山‧BBQ饗宴」，圓山大飯店主廚不僅將親自送上現烤料理、專人服務免動
手，現場更有國際級魔術秀演出，以及多項萬元好禮加碼送，成人每位1,980元、兒童每位990元（皆需加一成服務
費）。「搖滾圓山‧BBQ饗宴」將端出一系列特色料理，包括以原木現場炙烤的「原住民烤全豬」，聽豬肉表皮酥脆喀
吱作響，迷人燻烤香氣撲鼻而來；另外還有韓式八色燒烤、濟州炸醬麵、辣炒年糕、韓式開胃小菜等，再搭配冰飲、啤
酒、無酒精性飲料等無限暢飲，以及「Show Band樂團」與魔術師黃柏翰的奇幻表演；當晚還會抽出幸運兒送出多項萬
元大獎，讓賓客high翻一整夜！今年圓山主廚團隊再一次把烤爐推至「紅房子」前佔地2,000坪的花園廣場。（圖／圓山
大飯店提供）選擇「夜探1952系列－大人系透心涼」1+1住房專案，入住天際客房（右）還贈「圓山1952經典威士
忌」。（圖／圓山大飯店提供）狂歡後若還想續攤也可考慮入住圓山客房，「夜探1952系列－大人系透心涼」1+1住房
專案，可選擇入住天際客房或環景套房，連續兩晚在無敵夜景客房內歡聚賞月，還可以結伴「夜探東密道」，一同探索
歷史文化的魅力。每房12,888元起，入住即贈以圓山開創年份為名的「圓山1952經典威士忌」1瓶、夜探東密道2位、松
鶴餐廳早餐每日2客、啤酒與無酒精飲料共6罐。房客還能免費使用奧林匹克標準的戶外泳池、健身房等設施，體驗圓山
聯誼會尊榮會員的專屬禮遇。「Vantel美學車中泊」跨界聯名「wildbbq 路邊烤肉」推出露營燒烤方案。（圖／雲品國
際提供）而國內露營風氣盛行，乘著車來場野外烤肉之旅也不啻為歡度中秋的另類選擇，屬於雲朗觀光集團君品
Collection旗下的「Vantel美學車中泊」，與知名烤肉品牌「路邊烤肉」攜手合作，推出3款期間限定的秋季租車烤肉方
案，即日起至10月31日皆可預訂，提供旅客在大自然下享受露營與美食燒烤的獨特體驗。例如Vantel美學車中泊24小時
方案，只需4,800元起，可享受24小時的美學車中泊露營體驗，並獲贈價值1,480元的「路邊烤肉」2人組烤肉箱，在短
時間內即可準備好BBQ所有材料與設備。Vantel聯名秋季租車烤肉方案可讓顧客自由運用車上的蛋捲木桌、露營椅、露
營收納箱、韓國卡式瓦斯爐、韓國深烤煎煮鍋等配備。（圖／雲品國際提供）君品Collection獨家銷售聯名烤肉箱宅配
組，2人份1,480元、4人份2,480元，成為BBQ懶人包新選擇。（圖／雲品國際提供）另有30小時方案、兩車同行9,200
元，不分平假日享同樣價位，同時可供4人露營車宿，還可獲價值2,480元的4人組烤肉箱；若想要較長的租用時間，還
有3天2夜方案 ，總價只需8,800元，不分平假日享同樣價位，即可享受雙人3天2夜的美學車中泊露營，並享價值1,480元
的2人組烤肉箱。而在這次路邊烤肉與Vantel美學車中泊的聯名合作中，嚴選烤肉箱包含多種美味，其中2人組烤肉箱內
含香料板腱牛排、柚香法式豬小排、雞腿肉串、韓式牛肉盤、香料海鮮盤與薄鹽鯖魚片；4人組烤肉箱則有香料板腱牛
排、穀飼牛肋串、舒肥味噌松阪豬、脆皮肥腸串、韓式牛肉盤、酒製豬燒肉、獵人土雞二節翅、香料海鮮盤與薄鹽鯖魚
片等，相當豐富。詳情可上網（https://www.palaiscollection.com/)查詢。悅市集全日自助餐廳針對中秋推出異國烤肉
料理。（圖／台北新板希爾頓酒店提供）另外位於台北新板希爾頓酒店2樓的「悅市集全日餐廳」，即日起至9月30日也
推出中秋「異國燒烤」特別企劃，召喚烤肉界「四大天王」重磅降臨，推出有濃濃異國風的「爐烤美國肋眼牛排」、
「迷迭香料烤羊腿」、「橙汁BBQ醬烤豬肋排」和「芥末醬烤半雞」，每日輪番上陣，料理以原汁、原味、原肉塊的方
09月04日, 2023 繼續閱讀
中國信託文薈館創新志工服務模式深受好評！二度獲臺北市政府文化類志工評鑑優等獎之
金融文史館
中國信託文薈館（簡稱「文薈館」）以打造最佳金融教育園地為使命，設有完善的志工獎勵福利機制與教育訓練課程，
自2016年成立志工隊以來，創造多元化志願服務方案深受好評，今年於臺北市政府文化局轄下48個設有志工團隊的單位
中脫穎而出，再度榮獲「臺北市政府文化類志願服務運用單位績效評鑑」優等獎，同時亦為唯一獲獎的民間企業志工團
隊。評審肯定文薈館積極推廣金融基礎教育，志工隊成員不僅於館內服務，更前進校園及社區推廣金融教育，優化志工
隊的服務量能及品質，創新的志工服務模式成效令人驚艷。文薈館管理委員會主任委員暨中國信託金融控股公司副董事
長陳國世表示，文薈館秉持金融核心本業推廣財金素養，跳脫傳統博物館的靜態展示方式，以珍貴館藏搭配數位互動體
驗，是國內創新型態的金融文史館。近年來更積極與各縣市政府教育單位合作，除了將金融知識主題特展轉化成課堂教
材，授權給「臺北酷課雲」學習平臺，亦提供銀行參訪體驗，已成為學習金融知識不可錯過的教育場域。多元的服務場
景激發志工創意，主動與文薈館合作開發出適合學生的金融教育桌遊課程，提升志工隊的服務價值，中國信託則提供豐
富的訓練課程與福利機制，與志工共同成長，實踐We arefamily品牌精神。中國信託文薈館實踐We are family品牌精
神，提供豐富教育課程與福利機制與志工共同成長。（圖／中信銀行提供）文薈館志工隊成員為60位背景多元的精英，
除了中國信託金控員工與退休同仁外，還包括金融同業的退休人士、教師、工程師等各領域人才，積極推廣金融知識，
普及理財觀念。曾獲頒「臺北市政府文化類志願服務運用團隊推展志願服務工作評鑑」優等獎、臺北市政府「第24屆金
鑽獎」優良志工團隊獎肯定，成立至今超過46萬人次入館參觀，是親子學習金融理財知識的首選。文薈館現正舉辦「理
財童話村—生活中的財商教育」特展，以繪本風格搭配Q版人物及翠綠大草皮背景，淺顯易懂的圖文讓民眾輕鬆了解生
活中的金融議題，透過遊戲互動學習有趣的理財知識。特展假日期間則加碼推出理財講座、魔術秀、DIY及兒童戲劇導覽
等多場親子活動，即日起至今年10月1日止免費開放參觀，展場內容以注音、英語及中文等三種語言展示，現場備自主
學習單，闖關成功可立即獲得特展限定小禮，還有機會參加Switch抽獎。每週二至週五文薈館開館期間亦提供20人以上
團體預約導覽，歡迎親子及教育團體預約。「理財童話村—生活中的財商教育」特展及文薈館相關訊息，請至「中國信
託文薈館CTBC Museum粉絲團」查詢。
08月07日, 2023 繼續閱讀
新年走春到大里藝術廣場 好玩好吃好精彩
農曆春節10天連假還不知道去哪玩嗎？台中大里藝術廣場（DaliArt Plaza）為迎接兔年到來，舉辦「異想 TOO(兔)
HAPPY」系列春節活動，特別邀請「台灣青年管樂團」、「異域文化互動舞團」等眾多知名表演團隊，讓民眾從初一到
初八一路從早玩到晚，度過一個精彩豐富的金兔年。大里藝術廣場新春期間打造了「兔飛萌進」創意裝置展，以100隻
跳跳兔搭配100根絨布紅蘿蔔，組合成可愛又吸睛的地景藝術展。（圖/DaliArt藝術廣場)為了讓大家開心過年，大里藝術
廣場從新春第一天就準備了精彩的活動，除了特別打造「兔飛萌進」創意裝置展，以100隻跳跳兔搭配100根絨布紅蘿
蔔，組合成可愛又吸睛的地景藝術展，讓喜歡拍照的大人小孩都可以盡情拍好拍滿外，從初一、初二的「兒童超跑」，
初三的「歡樂氣球秀」、「親子派對」、「恐龍大遊行」，初四的「超級泡泡秀」 、「泡泡遊戲體驗」，初五的「動畫
主題音樂會」，初六的「超級泡泡秀」、「恐龍大遊行」，初七的「異域文化互動舞團」、「親子派對」，到初八的
「魔術秀 」、「雙人特技」，大手牽小手一起同樂，開開心心過新年。大里藝術廣場為迎接兔年到來，舉辦「異想
TOO(兔) HAPPY」系列春節活動。圖為「歡樂氣球秀」。（圖/DaliArt藝術廣場)位於大里藝術廣場B2、全台最大室內主
題樂園「異想新樂園」也同步推出新年限定套票，最低每區只要195元，同時贈送家長陪伴票、美食街商品兌換券、刮
刮樂等好禮，還有機會得到Dyson 手持吸塵器、飛利浦空氣清淨機、異想新樂園全區暢玩套票等好禮，就是要讓大家新
年福氣滿滿。此外，將於農曆春節登場的「異想新樂園美食街」，全區規劃約268個座位，集結了火鍋、義大利麵、湯
咖哩、牛肉麵、麻辣鴨血、韓式炸雞、甜點及冷熱飲等10家超夯美食餐廳，讓大小朋友玩樂之餘也能隨時享受美食、補
01月18日, 2023 繼續閱讀
雙11超值攻略3／旅遊電商好康頻發 飯店住宿特惠25折起 整點瘋搶買一送一
TF台北國際旅展才剛落幕，緊接著年度促銷大檔雙11購物節又報到，連旅遊電商都加入戰局。像是KKday順勢於今
（11/10）起接續主打「雙11狂歡慶」活動，包括雙11優惠住宿方案、再贈111點KKday Points點數回饋，更週週加碼
快閃特惠，優惠最低25折起；為迎接耶誕及跨年檔期，同步祭出多項耶誕節慶與跨年出遊優惠商品，首推去年秒殺的
101跨年演唱會煙火秀奢華二日遊，可享受圓山飯店國宴和入住五星飯店，倒數後還可選擇到宜蘭龜山島或新竹雪霸農
場迎接元旦日出，一路嗨到2023！延續旅展國旅商品熱賣熱潮，KKday順勢推出持續整月的「雙11狂歡慶」，攜手包括
台北君品、台北老爺、新竹福華、桃園石門福華、亞都麗緻、高雄圓山及高雄洲際等全台超過30間星級飯店祭出雙11特
惠，除房價優惠25折起外，另可享各大飯店雙11特贈禮遇，例如高雄洲際酒店一泊二食雙人住宿9,653元起，加價11元
即可升等豪華經典大床港灣海景房；台北維多麗亞酒店跨年房雙人入住三天兩夜14,542元起，每人續住只要加價1,111
11月10日, 2022 繼續閱讀
『2022桃園萬聖城』最好玩！超好拍！巨耳詛咒兔、國際級魔術秀 、Cosplay踩街遊行還
有親子偶像見面會，歡迎大小朋友一起來朝聖！